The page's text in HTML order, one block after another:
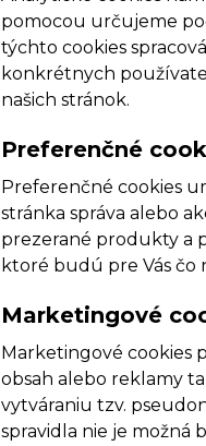
pomocou určujeme
týchto cookies
konkrétnych
našich stránok.
Preferenčné
Preferenčné cookies
stránka správa alebo
prezerané produkty a
ktoré budú pre Vás čo
Marketingové
Marketingové cookies
obsah alebo reklamy
vytváraniu tzv.
spravidla nie je možná